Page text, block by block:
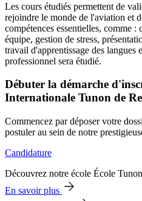
Les cours étudiés permettent de
rejoindre le monde de l'aviation et
compétences essentielles, comme
équipe, gestion de stress,
travail d'apprentissage des langues
professionnel sera étudié.
Débuter la démarche
Internationale Tunon de
Commencez par déposer votre
postuler au sein de notre
Candidature
Découvrez notre école École
En savoir plus